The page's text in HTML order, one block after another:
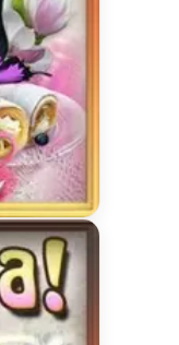
денёчка